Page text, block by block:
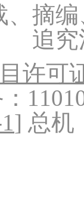
、摘
追
许可
] 总机